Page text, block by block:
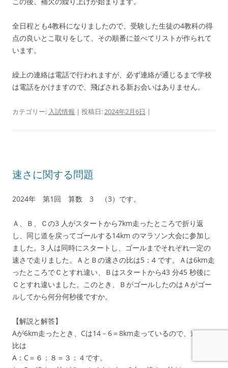
全日程とも4教科になりましたので、受験した生徒の4教科の得
点の良いとこ取りをして、その順番に並べてリストが作られて
います。
繰上の連絡は電話で行われますが、必ず連絡が通じるまで学校
は電話をかけますので、飛ばされる新お会いはありません。
カテゴリー: 入試情報 | 投稿日:2024年2月6日 |
速さに関する問題
2024年 第1回 算数 3 （3）です。
Ａ、Ｂ、Ｃの3 人がスタートから7km走ったところで折り返
し、同じ道を戻ってゴールする14km のマラソン大会に参加し
ました。3 人は同時にスタートし、ゴールまでそれぞれ一定の
速さで走りました。ＡとＢの速さの比は5：4 です。Ａは6km走
ったところでＣとすれ違い、Ｂはスタートから43 分45 秒後に
Ｃとすれ違いました。このとき、ＢがゴールしたのはＡがゴー
ルしてから何分何秒後ですか。
【解説と解答】
Aが6km走ったとき、Cは14－6＝8km走っているので、速さの
比は
A：C＝６：８＝３：４です。